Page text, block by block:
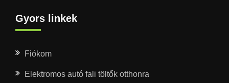
Gyors linkek
Fiókom
Elektromos autó fali töltők otthonra